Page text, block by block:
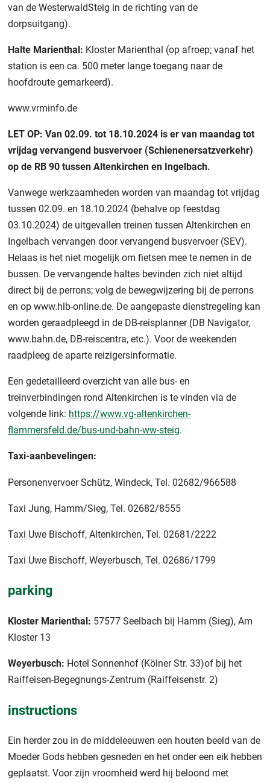
van de WesterwaldSteig in de richting van de
dorpsuitgang).
Halte Marienthal: Kloster Marienthal (op afroep; vanaf het
station is een ca. 500 meter lange toegang naar de
hoofdroute gemarkeerd).
www.vrminfo.de
LET OP: Van 02.09. tot 18.10.2024 is er van maandag tot
vrijdag vervangend busvervoer (Schienenersatzverkehr)
op de RB 90 tussen Altenkirchen en Ingelbach.
Vanwege werkzaamheden worden van maandag tot vrijdag
tussen 02.09. en 18.10.2024 (behalve op feestdag
03.10.2024) de uitgevallen treinen tussen Altenkirchen en
Ingelbach vervangen door vervangend busvervoer (SEV).
Helaas is het niet mogelijk om fietsen mee te nemen in de
bussen. De vervangende haltes bevinden zich niet altijd
direct bij de perrons; volg de bewegwijzering bij de perrons
en op www.hlb-online.de. De aangepaste dienstregeling kan
worden geraadpleegd in de DB-reisplanner (DB Navigator,
www.bahn.de, DB-reiscentra, etc.). Voor de weekenden
raadpleeg de aparte reizigersinformatie.
Een gedetailleerd overzicht van alle bus- en
treinverbindingen rond Altenkirchen is te vinden via de
volgende link: https://www.vg-altenkirchen-
flammersfeld.de/bus-und-bahn-ww-steig.
Taxi-aanbevelingen:
Personenvervoer Schütz, Windeck, Tel. 02682/966588
Taxi Jung, Hamm/Sieg, Tel. 02682/8555
Taxi Uwe Bischoff, Altenkirchen, Tel. 02681/2222
Taxi Uwe Bischoff, Weyerbusch, Tel. 02686/1799
parking
Kloster Marienthal: 57577 Seelbach bij Hamm (Sieg), Am
Kloster 13
Weyerbusch: Hotel Sonnenhof (Kölner Str. 33)of bij het
Raiffeisen-Begegnungs-Zentrum (Raiffeisenstr. 2)
instructions
Ein herder zou in de middeleeuwen een houten beeld van de
Moeder Gods hebben gesneden en het onder een eik hebben
geplaatst. Voor zijn vroomheid werd hij beloond met